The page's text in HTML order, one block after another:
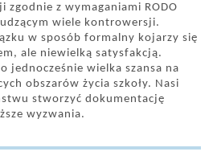
zgodnie z wymaganiami RODO
wiele kontrowersji.
w sposób formalny kojarzy się
ale niewielką satysfakcją.
jednocześnie wielka szansa na
obszarów życia szkoły. Nasi
stworzyć dokumentację
wyzwania.